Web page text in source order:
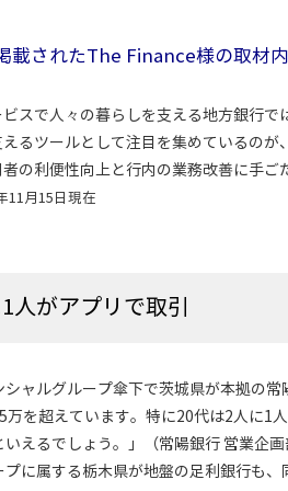
載されたThe Finance様の取材
スで人々の暮らしを支える地方銀行で
るツールとして注目を集めているの
の利便性向上と行内の業務改善に手
11月15日現在
人がアプリで取引
ャルグループ傘下で茨城県が本拠の
万を超えています。特に20代は2人に1
えるでしょう。」（常陽銀行 営業企
に属する栃木県が地盤の足利銀行も